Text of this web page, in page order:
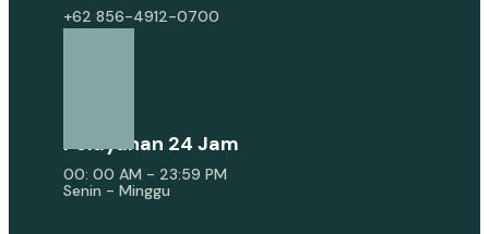
+62 856-4912-0700
Pelayanan 24 Jam
00: 00 AM - 23:59 PM
Senin - Minggu